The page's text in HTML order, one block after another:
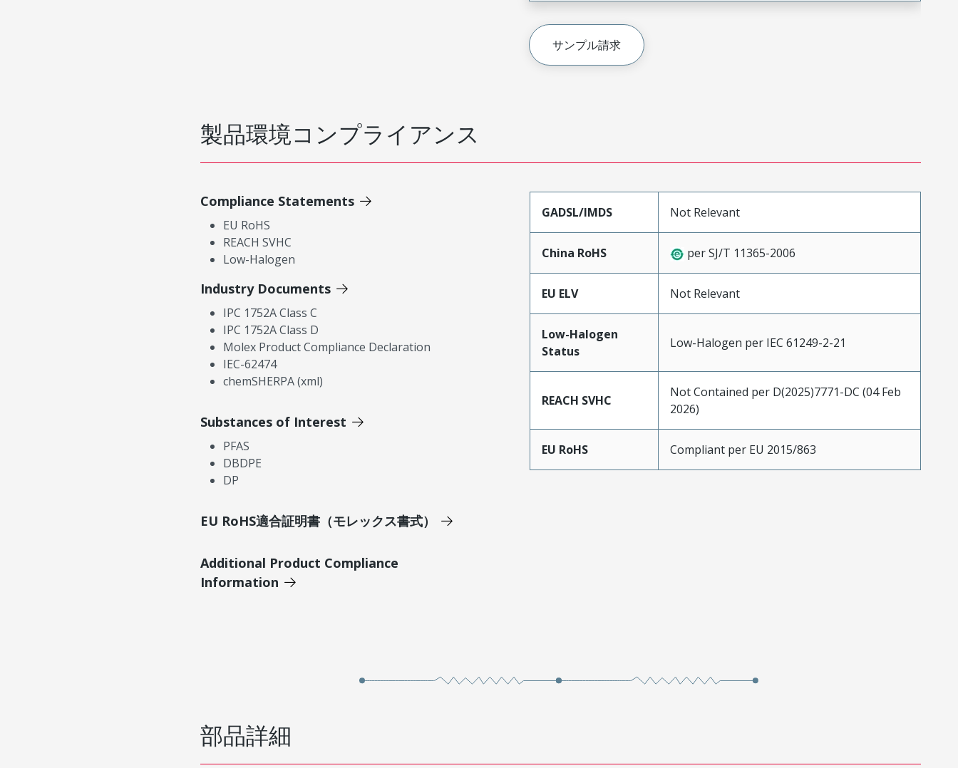
サンプル請求
製品環境コンプライアンス
Compliance Statements
EU RoHS
REACH SVHC
Low-Halogen
Industry Documents
IPC 1752A Class C
IPC 1752A Class D
Molex Product Compliance Declaration
IEC-62474
chemSHERPA (xml)
Substances of Interest
PFAS
DBDPE
DP
EU RoHS適合証明書（モレックス書式）
Additional Product Compliance
Information
GADSL/IMDS Not Relevant
China RoHS per SJ/T 11365-2006
EU ELV Not Relevant
Low-Halogen
Status
Low-Halogen per IEC 61249-2-21
REACH SVHC
Not Contained per D(2025)7771-DC (04 Feb
2026)
EU RoHS Compliant per EU 2015/863
部品詳細